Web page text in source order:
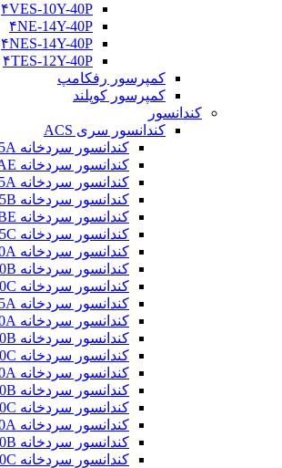
۴VES-10Y-40P
۴NE-14Y-40P
۴NES-14Y-40P
۴TES-12Y-40P
کمپرسور رفکامپ
کمپرسور کوپلند
کندانسور
کندانسور سری ACS
کندانسور سردخانه ACS-135A
کندانسور سردخانه ACS-135AE
کندانسور سردخانه ACS-145A
کندانسور سردخانه ACS-145B
کندانسور سردخانه ACS-145BE
کندانسور سردخانه ACS-145C
کندانسور سردخانه ACS-150A
کندانسور سردخانه ACS-150B
کندانسور سردخانه ACS-150C
کندانسور سردخانه ACS-245A
کندانسور سردخانه ACS-250A
کندانسور سردخانه ACS-250B
کندانسور سردخانه ACS-250C
کندانسور سردخانه ACS-350A
کندانسور سردخانه ACS-350B
کندانسور سردخانه ACS-350C
کندانسور سردخانه ACS-450A
کندانسور سردخانه ACS-450B
کندانسور سردخانه ACS-450C